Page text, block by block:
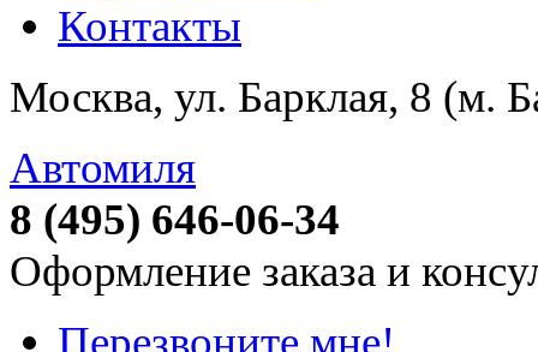
Контакты
Москва, ул. Барклая, 8 (м.
Автомиля
8 (495) 646-06-34
Оформление заказа и
Перезвоните мне!